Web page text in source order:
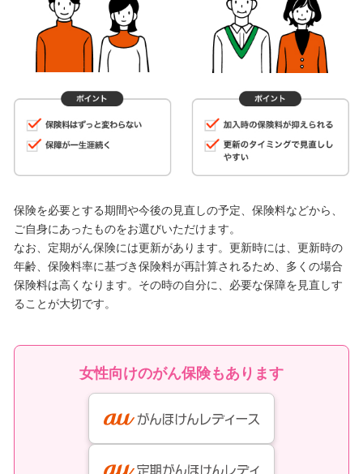
保険を必要とする期間や今後の見直しの予定、保険料などから、
ご自身にあったものをお選びいただけます。
なお、定期がん保険には更新があります。更新時には、更新時の
年齢、保険料率に基づき保険料が再計算されるため、多くの場合
保険料は高くなります。その時の自分に、必要な保障を見直しす
ることが大切です。
女性向けのがん保険もあります